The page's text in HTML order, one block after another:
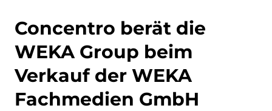
Concentro berät die
WEKA Group beim
Verkauf der WEKA
Fachmedien GmbH